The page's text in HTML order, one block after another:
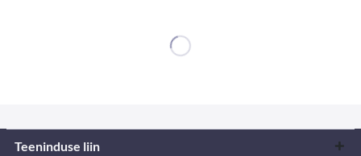
Teeninduse liin